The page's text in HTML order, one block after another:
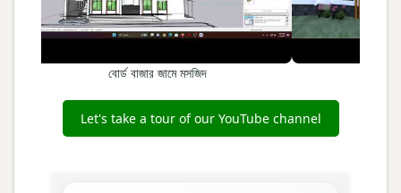
বোর্ড বাজার জামে মসজিদ
Let's take a tour of our YouTube channel